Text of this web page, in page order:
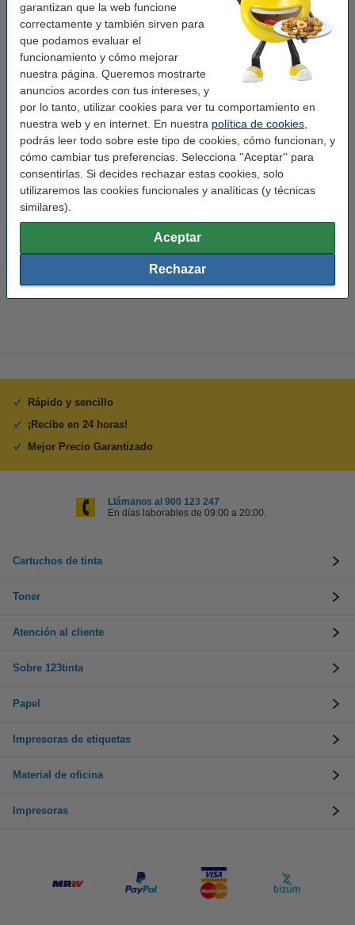
garantizan que la web funcione
correctamente y también sirven para
que podamos evaluar el
funcionamiento y cómo mejorar
nuestra página. Queremos mostrarte
anuncios acordes con tus intereses, y
por lo tanto, utilizar cookies para ver tu comportamiento en
nuestra web y en internet. En nuestra política de cookies
podrás leer todo sobre este tipo de cookies, cómo funcionan, y
cómo cambiar tus preferencias. Selecciona ''Aceptar'' para
consentirlas. Si decides rechazar estas cookies, solo
utilizaremos las cookies funcionales y analíticas (y técnicas
similares).
Aceptar
Rechazar
Características
Marca: Leitz
Color: amarillo
Medidas: 285 x 318 mm (LxAn)
Material: cartón
Tamaño papel: A4
Soporte etiquetas:
Cantidad: 1 unidad
Rápido y sencillo
¡Recibe en 24 horas!
Mejor Precio Garantizado
Llámanos al 900 123 247
En días laborables de 09:00 a 20:00.
Cartuchos de tinta
Toner
Atención al cliente
Sobre 123tinta
Papel
Impresoras de etiquetas
Material de oficina
Impresoras